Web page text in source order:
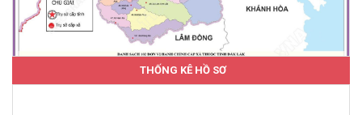
THỐNG KÊ HỒ SƠ